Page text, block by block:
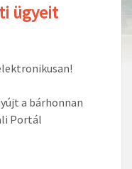
ügyeit
a bárhonnan
Portál